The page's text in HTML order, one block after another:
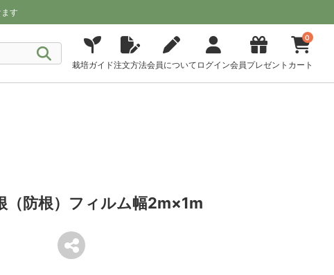
す
栽培ガイド注文方法会員について ログイン会員プレゼント
0
カート
（防根）フィルム幅2m×1m